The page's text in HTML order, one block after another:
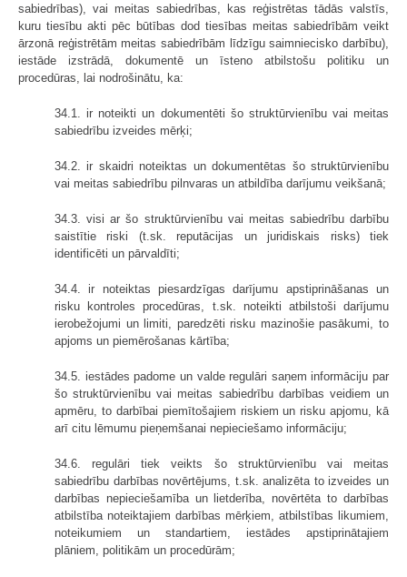
sabiedrības), vai meitas sabiedrības, kas reģistrētas tādās valstīs,
kuru tiesību akti pēc būtības dod tiesības meitas sabiedrībām veikt
ārzonā reģistrētām meitas sabiedrībām līdzīgu saimniecisko darbību),
iestāde izstrādā, dokumentē un īsteno atbilstošu politiku un
procedūras, lai nodrošinātu, ka:
34.1. ir noteikti un dokumentēti šo struktūrvienību vai meitas
sabiedrību izveides mērķi;
34.2. ir skaidri noteiktas un dokumentētas šo struktūrvienību
vai meitas sabiedrību pilnvaras un atbildība darījumu veikšanā;
34.3. visi ar šo struktūrvienību vai meitas sabiedrību darbību
saistītie riski (t.sk. reputācijas un juridiskais risks) tiek
identificēti un pārvaldīti;
34.4. ir noteiktas piesardzīgas darījumu apstiprināšanas un
risku kontroles procedūras, t.sk. noteikti atbilstoši darījumu
ierobežojumi un limiti, paredzēti risku mazinošie pasākumi, to
apjoms un piemērošanas kārtība;
34.5. iestādes padome un valde regulāri saņem informāciju par
šo struktūrvienību vai meitas sabiedrību darbības veidiem un
apmēru, to darbībai piemītošajiem riskiem un risku apjomu, kā
arī citu lēmumu pieņemšanai nepieciešamo informāciju;
34.6. regulāri tiek veikts šo struktūrvienību vai meitas
sabiedrību darbības novērtējums, t.sk. analizēta to izveides un
darbības nepieciešamība un lietderība, novērtēta to darbības
atbilstība noteiktajiem darbības mērķiem, atbilstības likumiem,
noteikumiem un standartiem, iestādes apstiprinātajiem
plāniem, politikām un procedūrām;